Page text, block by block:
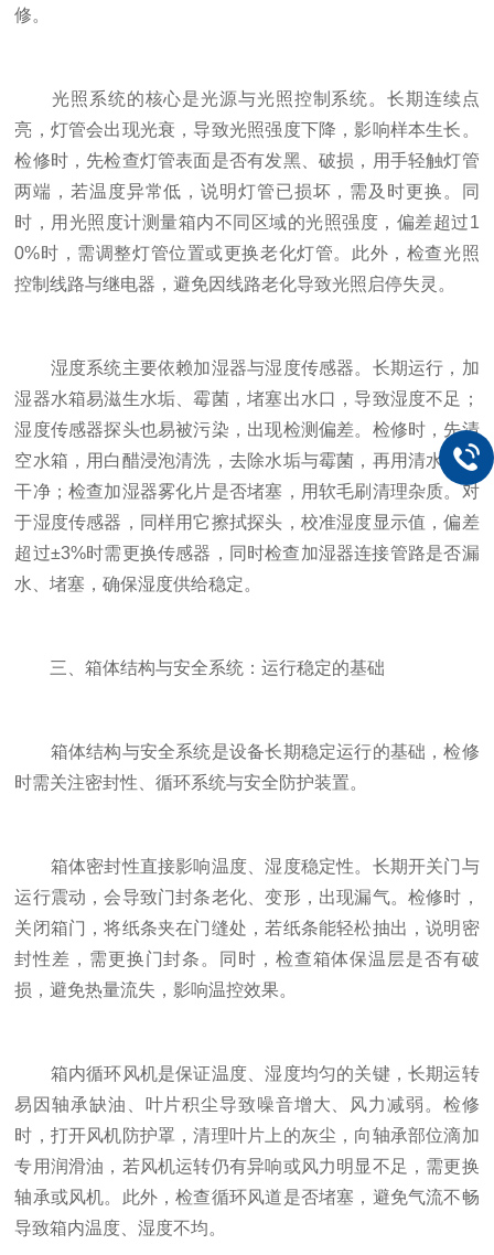
修。
光照系统的核心是光源与光照控制系统。长期连续点
亮，灯管会出现光衰，导致光照强度下降，影响样本生长。
检修时，先检查灯管表面是否有发黑、破损，用手轻触灯管
两端，若温度异常低，说明灯管已损坏，需及时更换。同
时，用光照度计测量箱内不同区域的光照强度，偏差超过1
0%时，需调整灯管位置或更换老化灯管。此外，检查光照
控制线路与继电器，避免因线路老化导致光照启停失灵。
湿度系统主要依赖加湿器与湿度传感器。长期运行，加
湿器水箱易滋生水垢、霉菌，堵塞出水口，导致湿度不足；
湿度传感器探头也易被污染，出现检测偏差。检修时，先清
空水箱，用白醋浸泡清洗，去除水垢与霉菌，再用清水冲洗
干净；检查加湿器雾化片是否堵塞，用软毛刷清理杂质。对
于湿度传感器，同样用它擦拭探头，校准湿度显示值，偏差
超过±3%时需更换传感器，同时检查加湿器连接管路是否漏
水、堵塞，确保湿度供给稳定。
三、箱体结构与安全系统：运行稳定的基础
箱体结构与安全系统是设备长期稳定运行的基础，检修
时需关注密封性、循环系统与安全防护装置。
箱体密封性直接影响温度、湿度稳定性。长期开关门与
运行震动，会导致门封条老化、变形，出现漏气。检修时，
关闭箱门，将纸条夹在门缝处，若纸条能轻松抽出，说明密
封性差，需更换门封条。同时，检查箱体保温层是否有破
损，避免热量流失，影响温控效果。
箱内循环风机是保证温度、湿度均匀的关键，长期运转
易因轴承缺油、叶片积尘导致噪音增大、风力减弱。检修
时，打开风机防护罩，清理叶片上的灰尘，向轴承部位滴加
专用润滑油，若风机运转仍有异响或风力明显不足，需更换
轴承或风机。此外，检查循环风道是否堵塞，避免气流不畅
导致箱内温度、湿度不均。